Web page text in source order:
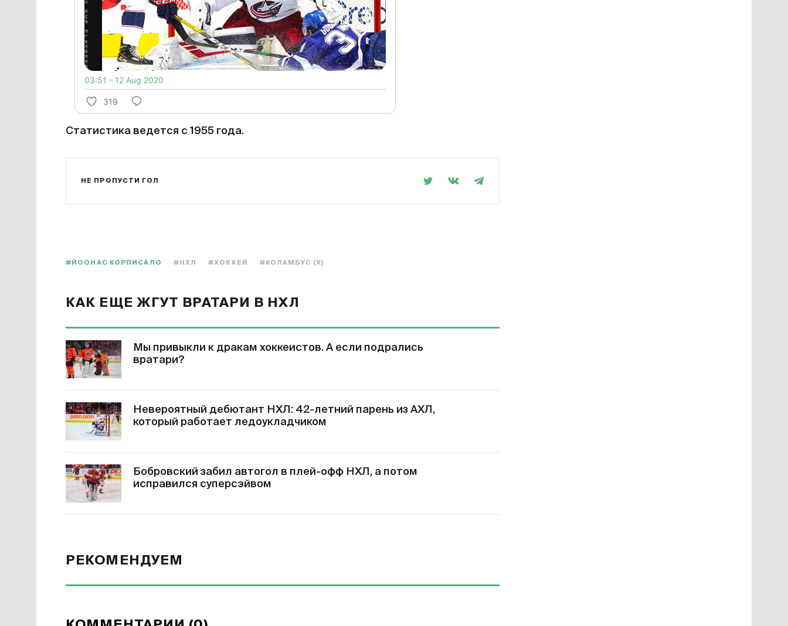
03:51 - 12 Aug 2020
319
Статистика ведется с 1955 года.
НЕ ПРОПУСТИ ГОЛ
#ЙООНАС КОРПИСАЛО #НХЛ #ХОККЕЙ #КОЛАМБУС (Х)
КАК ЕЩЕ ЖГУТ ВРАТАРИ В НХЛ
Мы привыкли к дракам хоккеистов. А если подрались
вратари?
Невероятный дебютант НХЛ: 42-летний парень из АХЛ,
который работает ледоукладчиком
Бобровский забил автогол в плей-офф НХЛ, а потом
исправился суперсэйвом
РЕКОМЕНДУЕМ